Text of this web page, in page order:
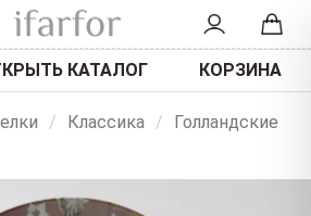
КАТАЛОГ КОРЗИНА
/ Классика /
Голландские